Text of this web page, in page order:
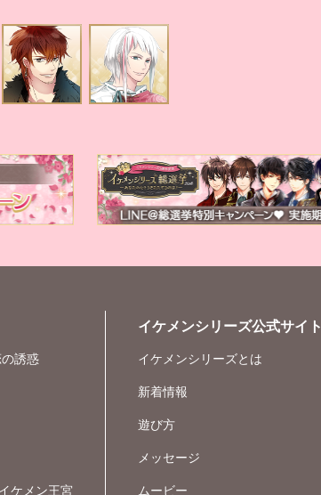
誘惑
ケメン王宮
イケメンシリーズ公式サイト
イケメンシリーズとは
新着情報
遊び方
メッセージ
ムービー